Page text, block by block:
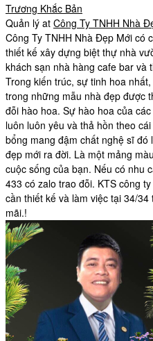
Trương Khắc Bản
Quản lý at Công Ty TNHH Nhà
Công Ty TNHH Nhà Đẹp Mới có
thiết kế xây dựng biệt thự nhà
khách sạn nhà hàng cafe bar và
Trong kiến trúc, sự tinh hoa
trong những mẫu nhà đẹp được
đỗi hào hoa. Sự hào hoa của
luôn luôn yêu và thả hồn theo
bổng mang đậm chất nghệ sĩ
đẹp mới ra đời. Là một mảng
cuộc sống của bạn. Nếu có nhu
433 có zalo trao đỗi. KTS công
cần thiết kế và làm việc tại 34/
mãi.!